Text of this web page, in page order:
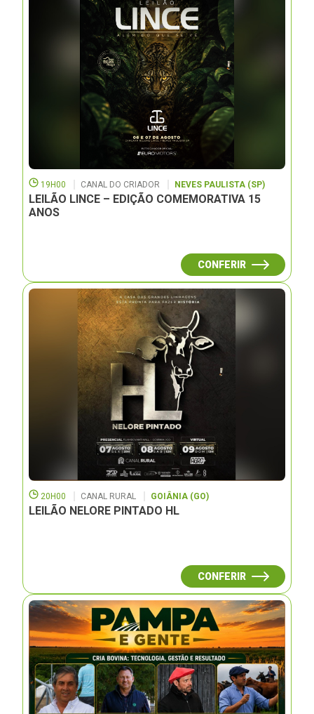
19H00 CANAL DO CRIADOR NEVES PAULISTA (SP)
LEILÃO LINCE – EDIÇÃO COMEMORATIVA 15
ANOS
CONFERIR
20H00 CANAL RURAL GOIÂNIA (GO)
LEILÃO NELORE PINTADO HL
CONFERIR